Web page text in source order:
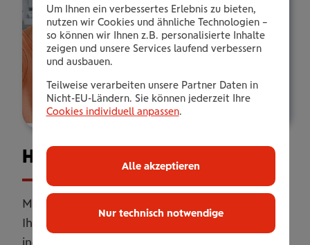
Haus­halts­ver­si­che­rung
Mit unserer Haushaltsversicherung sichern Sie
Ihr Zuhause umfassend ab. Online oder
individuell erweitert mit persönlicher
Um Ihnen ein verbessertes Erlebnis zu bieten,
nutzen wir Cookies und ähnliche Technologien –
so können wir Ihnen z.B. personalisierte Inhalte
zeigen und unsere Services laufend verbessern
und ausbauen.
Teilweise verarbeiten unsere Partner Daten in
Nicht-EU-Ländern. Sie können jederzeit Ihre
Cookies individuell anpassen.
Nur technisch notwendige
Alle akzeptieren